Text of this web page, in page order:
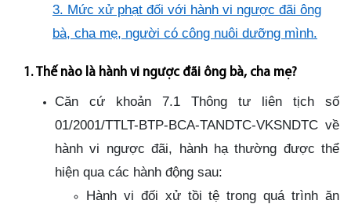
3. Mức xử phạt đối với hành vi ngược đãi ông
bà, cha mẹ, người có công nuôi dưỡng mình.
1. Thế nào là hành vi ngược đãi ông bà, cha mẹ?
Căn cứ khoản 7.1 Thông tư liên tịch số
01/2001/TTLT-BTP-BCA-TANDTC-VKSNDTC về
hành vi ngược đãi, hành hạ thường được thể
hiện qua các hành động sau:
Hành vi đối xử tồi tệ trong quá trình ăn